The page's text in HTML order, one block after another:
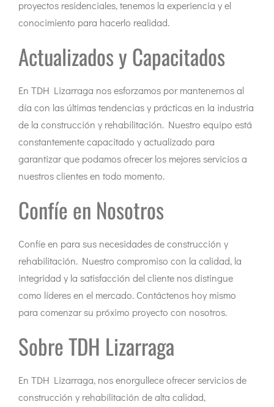
proyectos residenciales, tenemos la experiencia y el
conocimiento para hacerlo realidad.
Actualizados y Capacitados
En TDH Lizarraga nos esforzamos por mantenernos al
día con las últimas tendencias y prácticas en la industria
de la construcción y rehabilitación. Nuestro equipo está
constantemente capacitado y actualizado para
garantizar que podamos ofrecer los mejores servicios a
nuestros clientes en todo momento.
Confíe en Nosotros
Confíe en para sus necesidades de construcción y
rehabilitación. Nuestro compromiso con la calidad, la
integridad y la satisfacción del cliente nos distingue
como líderes en el mercado. Contáctenos hoy mismo
para comenzar su próximo proyecto con nosotros.
Sobre TDH Lizarraga
En TDH Lizarraga, nos enorgullece ofrecer servicios de
construcción y rehabilitación de alta calidad,